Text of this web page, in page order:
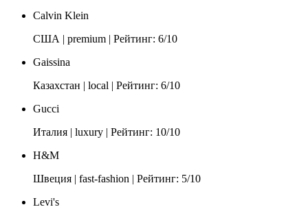
Calvin Klein
США | premium | Рейтинг: 6/10
Gaissina
Казахстан | local | Рейтинг: 6/10
Gucci
Италия | luxury | Рейтинг: 10/10
H&M
Швеция | fast-fashion | Рейтинг: 5/10
Levi's